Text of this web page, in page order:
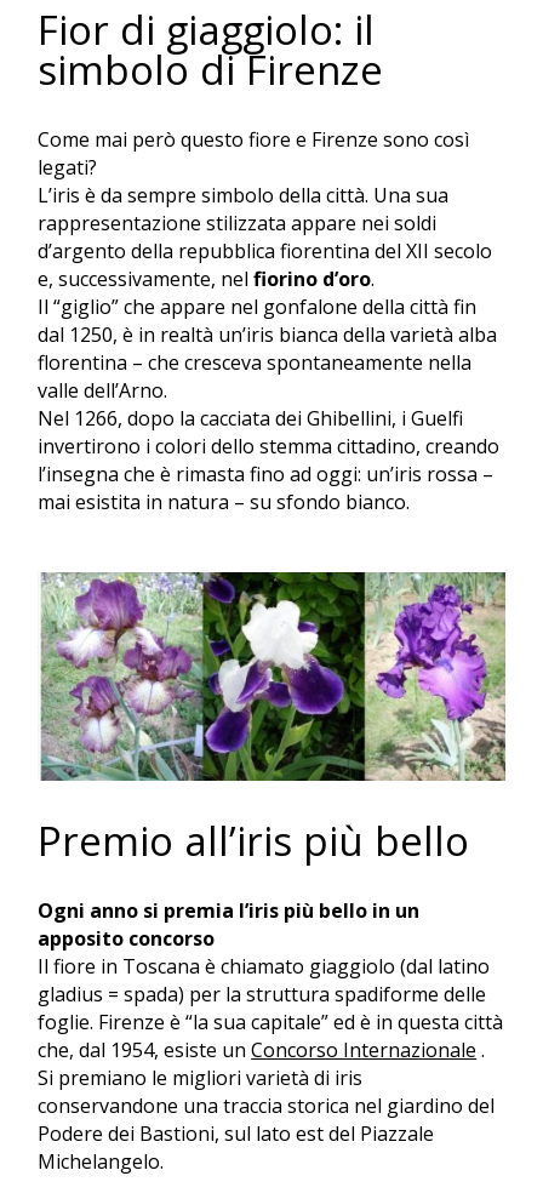
Fior di giaggiolo: il
simbolo di Firenze
Come mai però questo fiore e Firenze sono così
legati?
L’iris è da sempre simbolo della città. Una sua
rappresentazione stilizzata appare nei soldi
d’argento della repubblica fiorentina del XII secolo
e, successivamente, nelfiorino d’oro.
Il “giglio” che appare nel gonfalone della città fin
dal 1250, è in realtà un’iris bianca della varietà alba
florentina – che cresceva spontaneamente nella
valle dell’Arno.
Nel 1266, dopo la cacciata dei Ghibellini, i Guelfi
invertirono i colori dello stemma cittadino, creando
l’insegna che è rimasta fino ad oggi: un’iris rossa –
mai esistita in natura – su sfondo bianco.
Premio all’iris più bello
Ogni anno si premia l’iris più bello in un
apposito concorso
Il fiore in Toscana è chiamato giaggiolo (dal latino
gladius = spada) per la struttura spadiforme delle
foglie. Firenze è “la sua capitale” ed è in questa città
che, dal 1954, esiste unConcorso Internazionale .
Si premiano le migliori varietà di iris
conservandone una traccia storica nel giardino del
Podere dei Bastioni, sul lato est del Piazzale
Michelangelo.